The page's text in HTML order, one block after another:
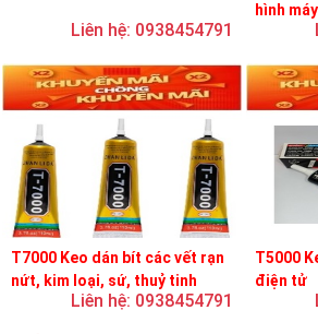
Liên hệ: 0938454791
hình
T7000 Keo dán bít các vết rạn
nứt, kim loại, sứ, thuỷ tinh
Liên hệ: 0938454791
T5000
điện tử